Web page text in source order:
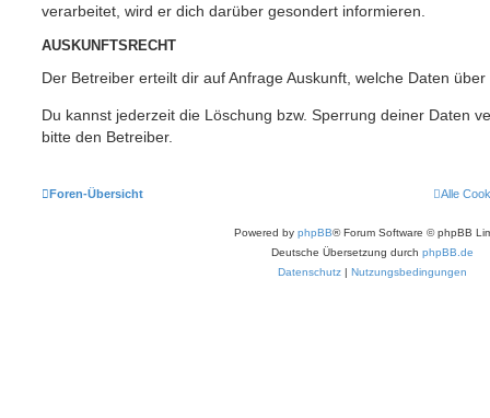
verarbeitet, wird er dich darüber gesondert informieren.
AUSKUNFTSRECHT
Der Betreiber erteilt dir auf Anfrage Auskunft, welche Daten
Du kannst jederzeit die Löschung bzw. Sperrung deiner Daten
bitte den Betreiber.
Foren-Übersicht Alle
Powered by phpBB® Forum Software © phpBB
Deutsche Übersetzung durch phpBB.de
Datenschutz
Nutzungsbedingungen